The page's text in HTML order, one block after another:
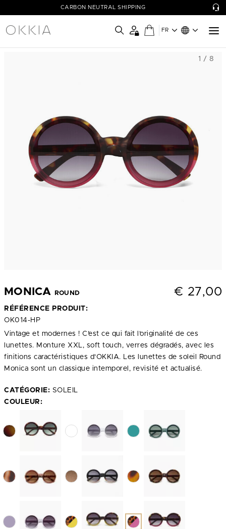
CARBON NEUTRAL SHIPPING
FR
1 / 8
MONICA ROUND € 27,00
RÉFÉRENCE PRODUIT:
OK014-HP
Vintage et modernes ! C’est ce qui fait l’originalité de ces
lunettes. Monture XXL, soft touch, verres dégradés, avec les
finitions caractéristiques d'OKKIA. Les lunettes de soleil Round
Monica sont un classique intemporel, revisité et actualisé.
CATÉGORIE: SOLEIL
COULEUR: